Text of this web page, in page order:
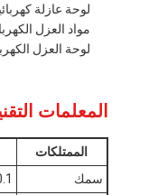
لوحة عازلة
مواد العزل
لوحة العزل
المعلمات
الممتلكات
سمك
0.1ملم-